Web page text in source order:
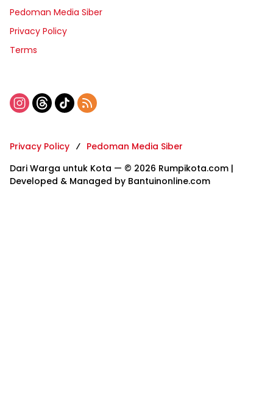
Pedoman Media Siber
Privacy Policy
Terms
Privacy Policy
Pedoman Media Siber
Dari Warga untuk Kota — © 2026 Rumpikota.com |
Developed & Managed by Bantuinonline.com